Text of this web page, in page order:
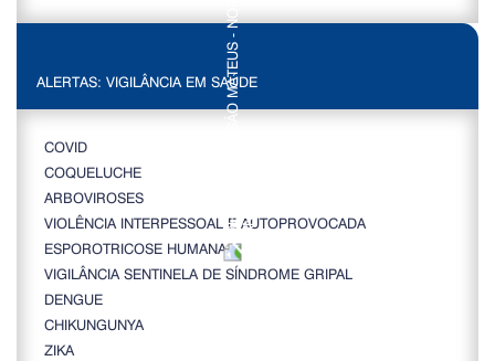
ALERTAS: VIGILÂNCIA EM SAÚDE
COVID
COQUELUCHE
ARBOVIROSES
VIOLÊNCIA INTERPESSOAL E AUTOPROVOCADA
ESPOROTRICOSE HUMANA
VIGILÂNCIA SENTINELA DE SÍNDROME GRIPAL
DENGUE
CHIKUNGUNYA
ZIKA